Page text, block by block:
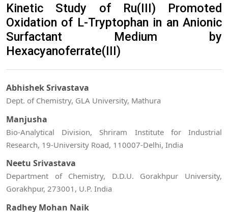
Kinetic Study of Ru(III) Promoted
Oxidation of L-Tryptophan in an Anionic
Surfactant Medium by
Hexacyanoferrate(III)
Abhishek Srivastava
Dept. of Chemistry, GLA University, Mathura
Manjusha
Bio-Analytical Division, Shriram Institute for Industrial
Research, 19-University Road, 110007-Delhi, India
Neetu Srivastava
Department of Chemistry, D.D.U. Gorakhpur University,
Gorakhpur, 273001, U.P. India
Radhey Mohan Naik